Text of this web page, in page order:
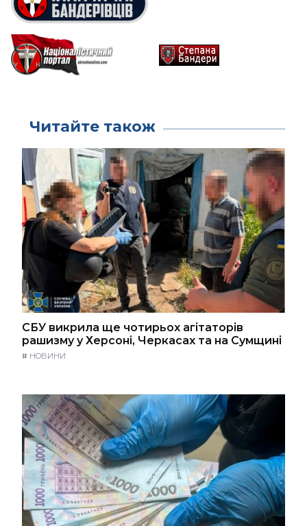
Читайте також
СБУ викрила ще чотирьох агітаторів
рашизму у Херсоні, Черкасах та на Сумщині
# НОВИНИ